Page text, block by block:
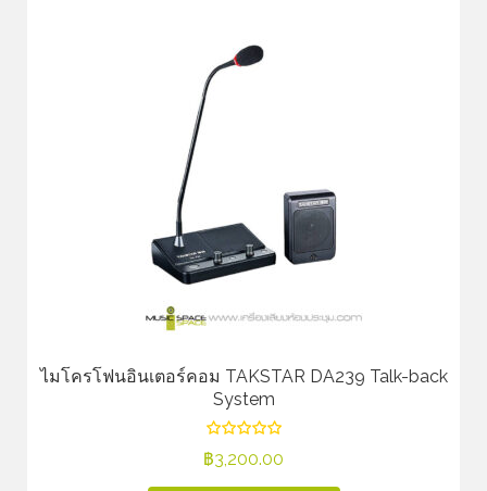
ไมโครโฟนอินเตอร์คอม TAKSTAR DA239 Talk-back
System
฿3,200.00